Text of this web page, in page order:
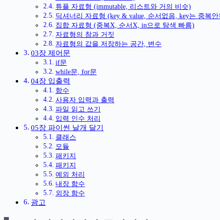
튜플 자료형 (immutable, 리스트와 거의 비슷)
딕셔너리 자료형 (key & value, 순서없음, key는 중복
집합 자료형 (중복X, 순서X, in으로 탐색 빠름)
자료형의 참과 거짓
자료형의 값을 저장하는 공간, 변수
03장 제어문
if문
while문, for문
04장 입출력
함수
사용자 입력과 출력
파일 읽고 쓰기
입력 인수 처리
05장 파이썬 날개 달기
클래스
모듈
패키지
패키지
예외 처리
내장 함수
외장 함수
광고